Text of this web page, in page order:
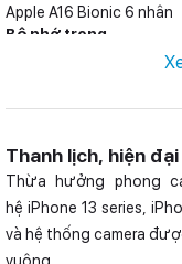
Apple A16 Bionic 6 nhân
Bộ nhớ trong
128 GB, 256 GB, 512 GB,
Thanh lịch, hiện
Thừa hưởng phong
hệ iPhone 13 series,
và hệ thống camera
vuông.